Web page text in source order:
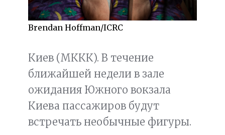
Brendan Hoffman/ICRC
Киев (МККК). В течение
ближайшей недели в зале
ожидания Южного вокзала
Киева пассажиров будут
встречать необычные фигуры.